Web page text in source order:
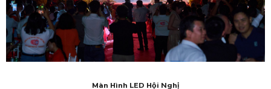
Màn Hình LED Hội Nghị